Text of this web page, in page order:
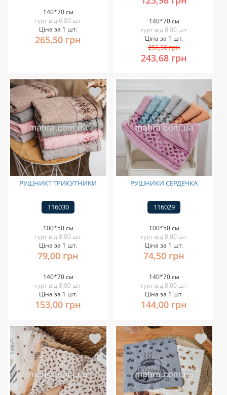
140*70 см
гурт від 6.00 шт
Ціна за 1 шт.
265,50 грн
140*70 см
гурт від 8.00 шт
Ціна за 1 шт.
256,50 грн
243,68 грн
РУШНИКТ ТРИКУТНИКИ
116030
100*50 см
гурт від 8.00 шт
Ціна за 1 шт.
79,00 грн
140*70 см
гурт від 8.00 шт
Ціна за 1 шт.
153,00 грн
РУШНИКИ СЕРДЕЧКА
116029
100*50 см
гурт від 8.00 шт
Ціна за 1 шт.
74,50 грн
140*70 см
гурт від 8.00 шт
Ціна за 1 шт.
144,00 грн